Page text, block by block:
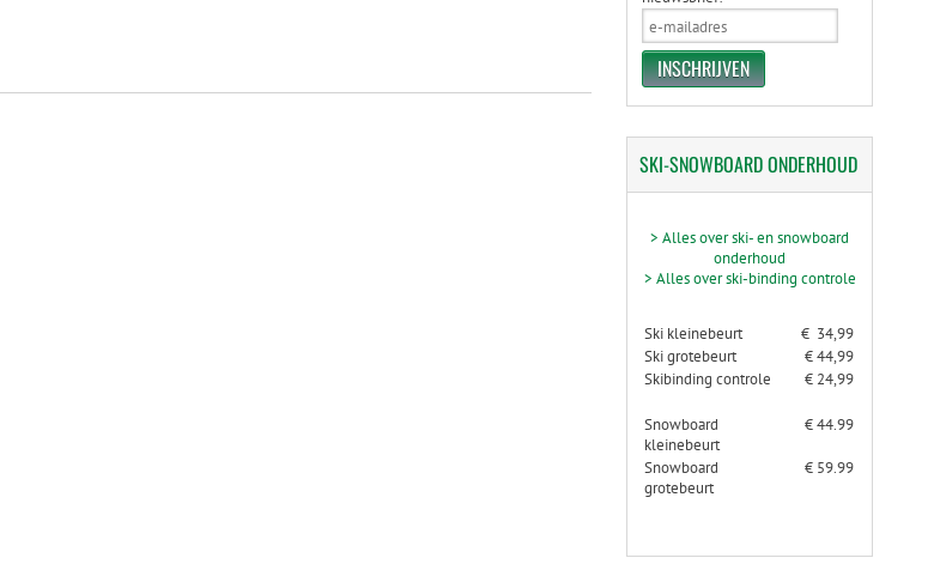
SKI-SNOWBOARDONDERHOUD
> Alles over ski- en snowboard
onderhoud
> Alles over ski-binding controle
Ski kleinebeurt
€ 34,99
Ski grotebeurt
€ 44,99
Skibinding controle
€ 24,99
Snowboard
kleinebeurt
€ 44.99
Snowboard
grotebeurt
€ 59.99